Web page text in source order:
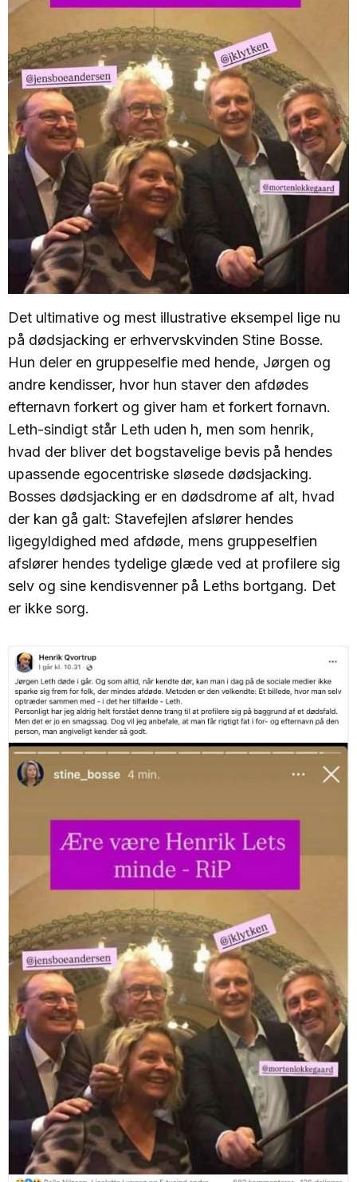
Det ultimative og mest illustrative eksempel lige nu
på dødsjacking er erhvervskvinden Stine Bosse.
Hun deler en gruppeselfie med hende, Jørgen og
andre kendisser, hvor hun staver den afdødes
efternavn forkert og giver ham et forkert fornavn.
Leth-sindigt står Leth uden h, men som henrik,
hvad der bliver det bogstavelige bevis på hendes
upassende egocentriske sløsede dødsjacking.
Bosses dødsjacking er en dødsdrome af alt, hvad
der kan gå galt: Stavefejlen afslører hendes
ligegyldighed med afdøde, mens gruppeselfien
afslører hendes tydelige glæde ved at profilere sig
selv og sine kendisvenner på Leths bortgang. Det
er ikke sorg.